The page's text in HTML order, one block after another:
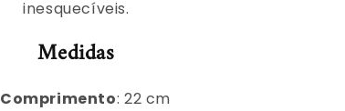
inesquecíveis.
Medidas
Comprimento: 22 cm